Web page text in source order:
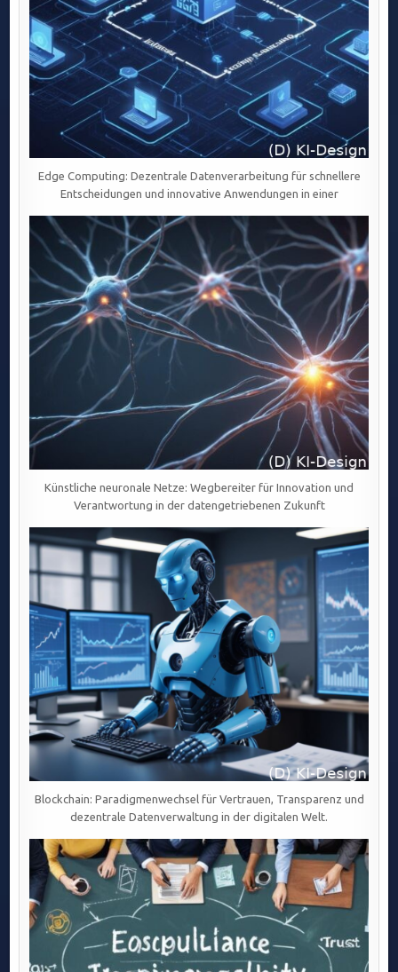
Edge Computing: Dezentrale Datenverarbeitung für schnellere
Entscheidungen und innovative Anwendungen in einer
Künstliche neuronale Netze: Wegbereiter für Innovation und
Verantwortung in der datengetriebenen Zukunft
Blockchain: Paradigmenwechsel für Vertrauen, Transparenz und
dezentrale Datenverwaltung in der digitalen Welt.